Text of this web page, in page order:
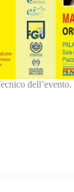
dell’evento.